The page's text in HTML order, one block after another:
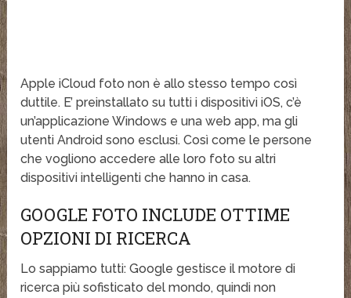
Apple iCloud foto non è allo stesso tempo così
duttile. E’ preinstallato su tutti i dispositivi iOS, c’è
un’applicazione Windows e una web app, ma gli
utenti Android sono esclusi. Così come le persone
che vogliono accedere alle loro foto su altri
dispositivi intelligenti che hanno in casa.
GOOGLE FOTO INCLUDE OTTIME
OPZIONI DI RICERCA
Lo sappiamo tutti: Google gestisce il motore di
ricerca più sofisticato del mondo, quindi non